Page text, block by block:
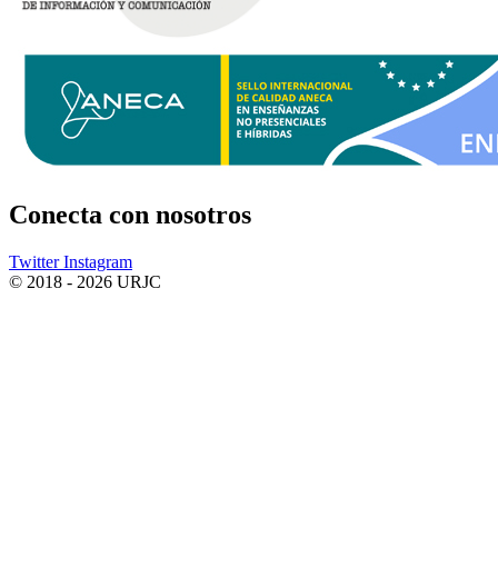
Conecta con nosotros
Twitter Instagram
© 2018 - 2026 URJC